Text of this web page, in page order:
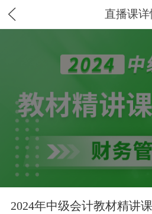
直播课详
2024年中级会计教材精讲